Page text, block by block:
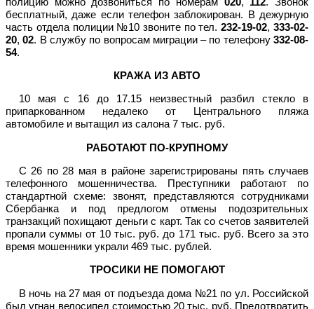
бесплатный, даже если телефон заблокирован. В дежурную
часть отдела полиции №10 звоните по тел.232-19-02,333-02-
20,02. В службу по вопросам миграции – по телефону332-08-
54.
КРАЖА ИЗ АВТО
10 мая с 16 до 17.15 неизвестный разбил стекло в
припаркованном недалеко от Центрального пляжа
автомобиле и вытащил из салона 7 тыс. руб.
РАБОТАЮТ ПО-КРУПНОМУ
С 26 по 28 мая в районе зарегистрированы пять случаев
телефонного мошенничества. Преступники работают по
стандартной схеме: звонят, представляются сотрудниками
Сбербанка и под предлогом отмены подозрительных
транзакций похищают деньги с карт. Так со счетов заявителей
пропали суммы от 10 тыс. руб. до 171 тыс. руб. Всего за это
время мошенники украли 469 тыс. рублей.
ТРОСИКИ НЕ ПОМОГАЮТ
В ночь на 27 мая от подъезда дома №21 по ул. Российской
был угнан велосипед стоимостью 20 тыс. руб. Предотвратить